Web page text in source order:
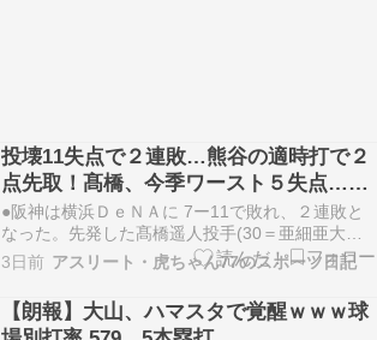
投壊11失点で２連敗…熊谷の適時打で２
点先取！髙橋、今季ワースト５失点…神
宮、上々の１軍デビュー
●阪神は横浜ＤｅＮＡに 7ー11で敗れ、２連敗と
なった。先発した髙橋遥人投手(30＝亜細亜大學
ＯＢ)が 4回を投げて今季ワーストの６失点(自責
４)で２敗目。２点を先制した直後の 2回に筒香嘉
智内野手(34)に同点２ラン、宮下朝陽内野手(22)
に決勝２ランを浴びた。２番手で登板し…
3日前 アスリート・虎ちゃん77のスポーツ日記
【朗報】大山、ハマスタで覚醒ｗｗｗ球